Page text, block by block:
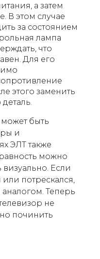
а затем
В этом случае
за состоянием
лампа
что
Для его
этого заменить
быть
и
ЭЛТ также
можно
визуально. Если
потрескался,
Теперь
не
починить